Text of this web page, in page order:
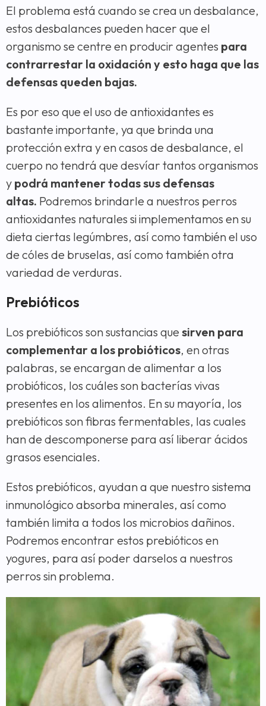
El problema está cuando se crea un desbalance,
estos desbalances pueden hacer que el
organismo se centre en producir agentes para
contrarrestar la oxidación y esto haga que las
defensas queden bajas.
Es por eso que el uso de antioxidantes es
bastante importante, ya que brinda una
protección extra y en casos de desbalance, el
cuerpo no tendrá que desvíar tantos organismos
y podrá mantener todas sus defensas
altas. Podremos brindarle a nuestros perros
antioxidantes naturales si implementamos en su
dieta ciertas legúmbres, así como también el uso
de cóles de bruselas, así como también otra
variedad de verduras.
Prebióticos
Los prebióticos son sustancias que sirven para
complementar a los probióticos, en otras
palabras, se encargan de alimentar a los
probióticos, los cuáles son bacterías vivas
presentes en los alimentos. En su mayoría, los
prebióticos son fibras fermentables, las cuales
han de descomponerse para así liberar ácidos
grasos esenciales.
Estos prebióticos, ayudan a que nuestro sistema
inmunológico absorba minerales, así como
también limita a todos los microbios dañinos.
Podremos encontrar estos prebióticos en
yogures, para así poder darselos a nuestros
perros sin problema.